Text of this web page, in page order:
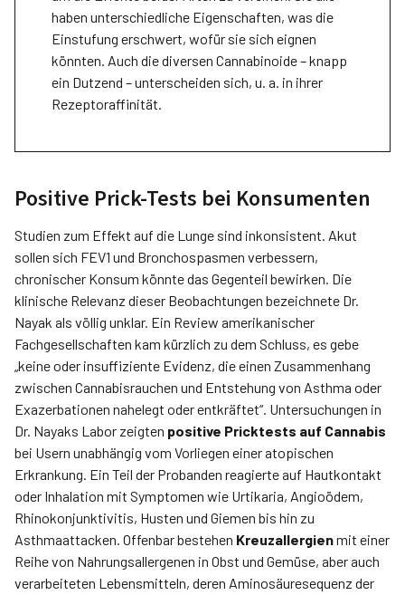
haben unterschiedliche Eigenschaften, was die
Einstufung erschwert, wofür sie sich eignen
könnten. Auch die diversen Cannabinoide – knapp
ein Dutzend – unterscheiden sich, u. a. in ihrer
Rezeptoraffinität.
Positive Prick-Tests bei Konsumenten
Studien zum Effekt auf die Lunge sind inkonsistent. Akut
sollen sich FEV1 und Bronchospasmen verbessern,
chronischer Konsum könnte das Gegenteil bewirken. Die
klinische Relevanz dieser Beob­achtungen bezeichnete Dr.
Nayak als völlig unklar. Ein Review amerikanischer
Fachgesellschaften kam kürzlich zu dem Schluss, es gebe
„keine oder insuffiziente Evidenz, die einen Zusammenhang
zwischen Cannabisrauchen und Entstehung von Asthma oder
Exazerbationen nahelegt oder entkräftet“. Untersuchungen in
Dr. Nayaks Labor zeigten positive Pricktests auf Cannabis
bei Usern unabhängig vom Vorliegen einer atopischen
Erkrankung. Ein Teil der Probanden reagierte auf Hautkontakt
oder Inhalation mit Symptomen wie Urtikaria, Angioödem,
Rhinokonjunktivitis, Husten und Giemen bis hin zu
Asthmaattacken. Offenbar bestehen Kreuzallergienmit einer
Reihe von Nahrungsallergenen in Obst und Gemüse, aber auch
verarbeiteten Lebensmitteln, deren Aminosäuresequenz der